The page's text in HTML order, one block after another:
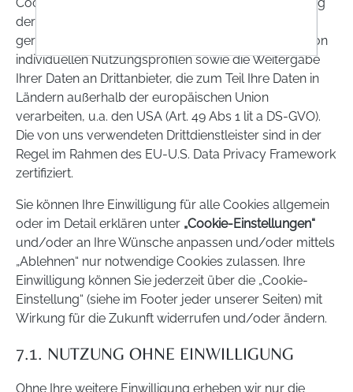
der Daten, die Webseiten- sowie partner- und
geräteübergreifende Erstellung und Verarbeitung von
individuellen Nutzungsprofilen sowie die Weitergabe
Ihrer Daten an Drittanbieter, die zum Teil Ihre Daten in
Ländern außerhalb der europäischen Union
verarbeiten, u.a. den USA (Art. 49 Abs 1 lit a DS-GVO).
Die von uns verwendeten Drittdienstleister sind in der
Regel im Rahmen des EU-U.S. Data Privacy Framework
zertifiziert.
Sie können Ihre Einwilligung für alle Cookies allgemein
oder im Detail erklären unter „Cookie-Einstellungen“
und/oder an Ihre Wünsche anpassen und/oder mittels
„Ablehnen“ nur notwendige Cookies zulassen. Ihre
Einwilligung können Sie jederzeit über die „Cookie-
Einstellung“ (siehe im Footer jeder unserer Seiten) mit
Wirkung für die Zukunft widerrufen und/oder ändern.
7.1. NUTZUNG OHNE EINWILLIGUNG
Ohne Ihre weitere Einwilligung erheben wir nur die